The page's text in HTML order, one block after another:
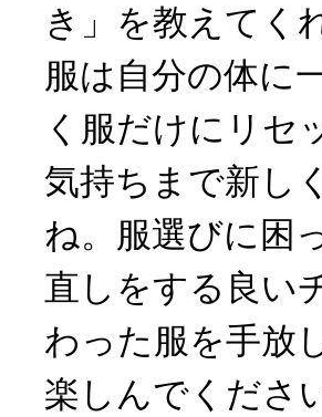
き」を教えてく
服は自分の体に
く服だけにリセ
気持ちまで新し
ね。服選びに困
直しをする良い
わった服を手放
楽しんでくださ